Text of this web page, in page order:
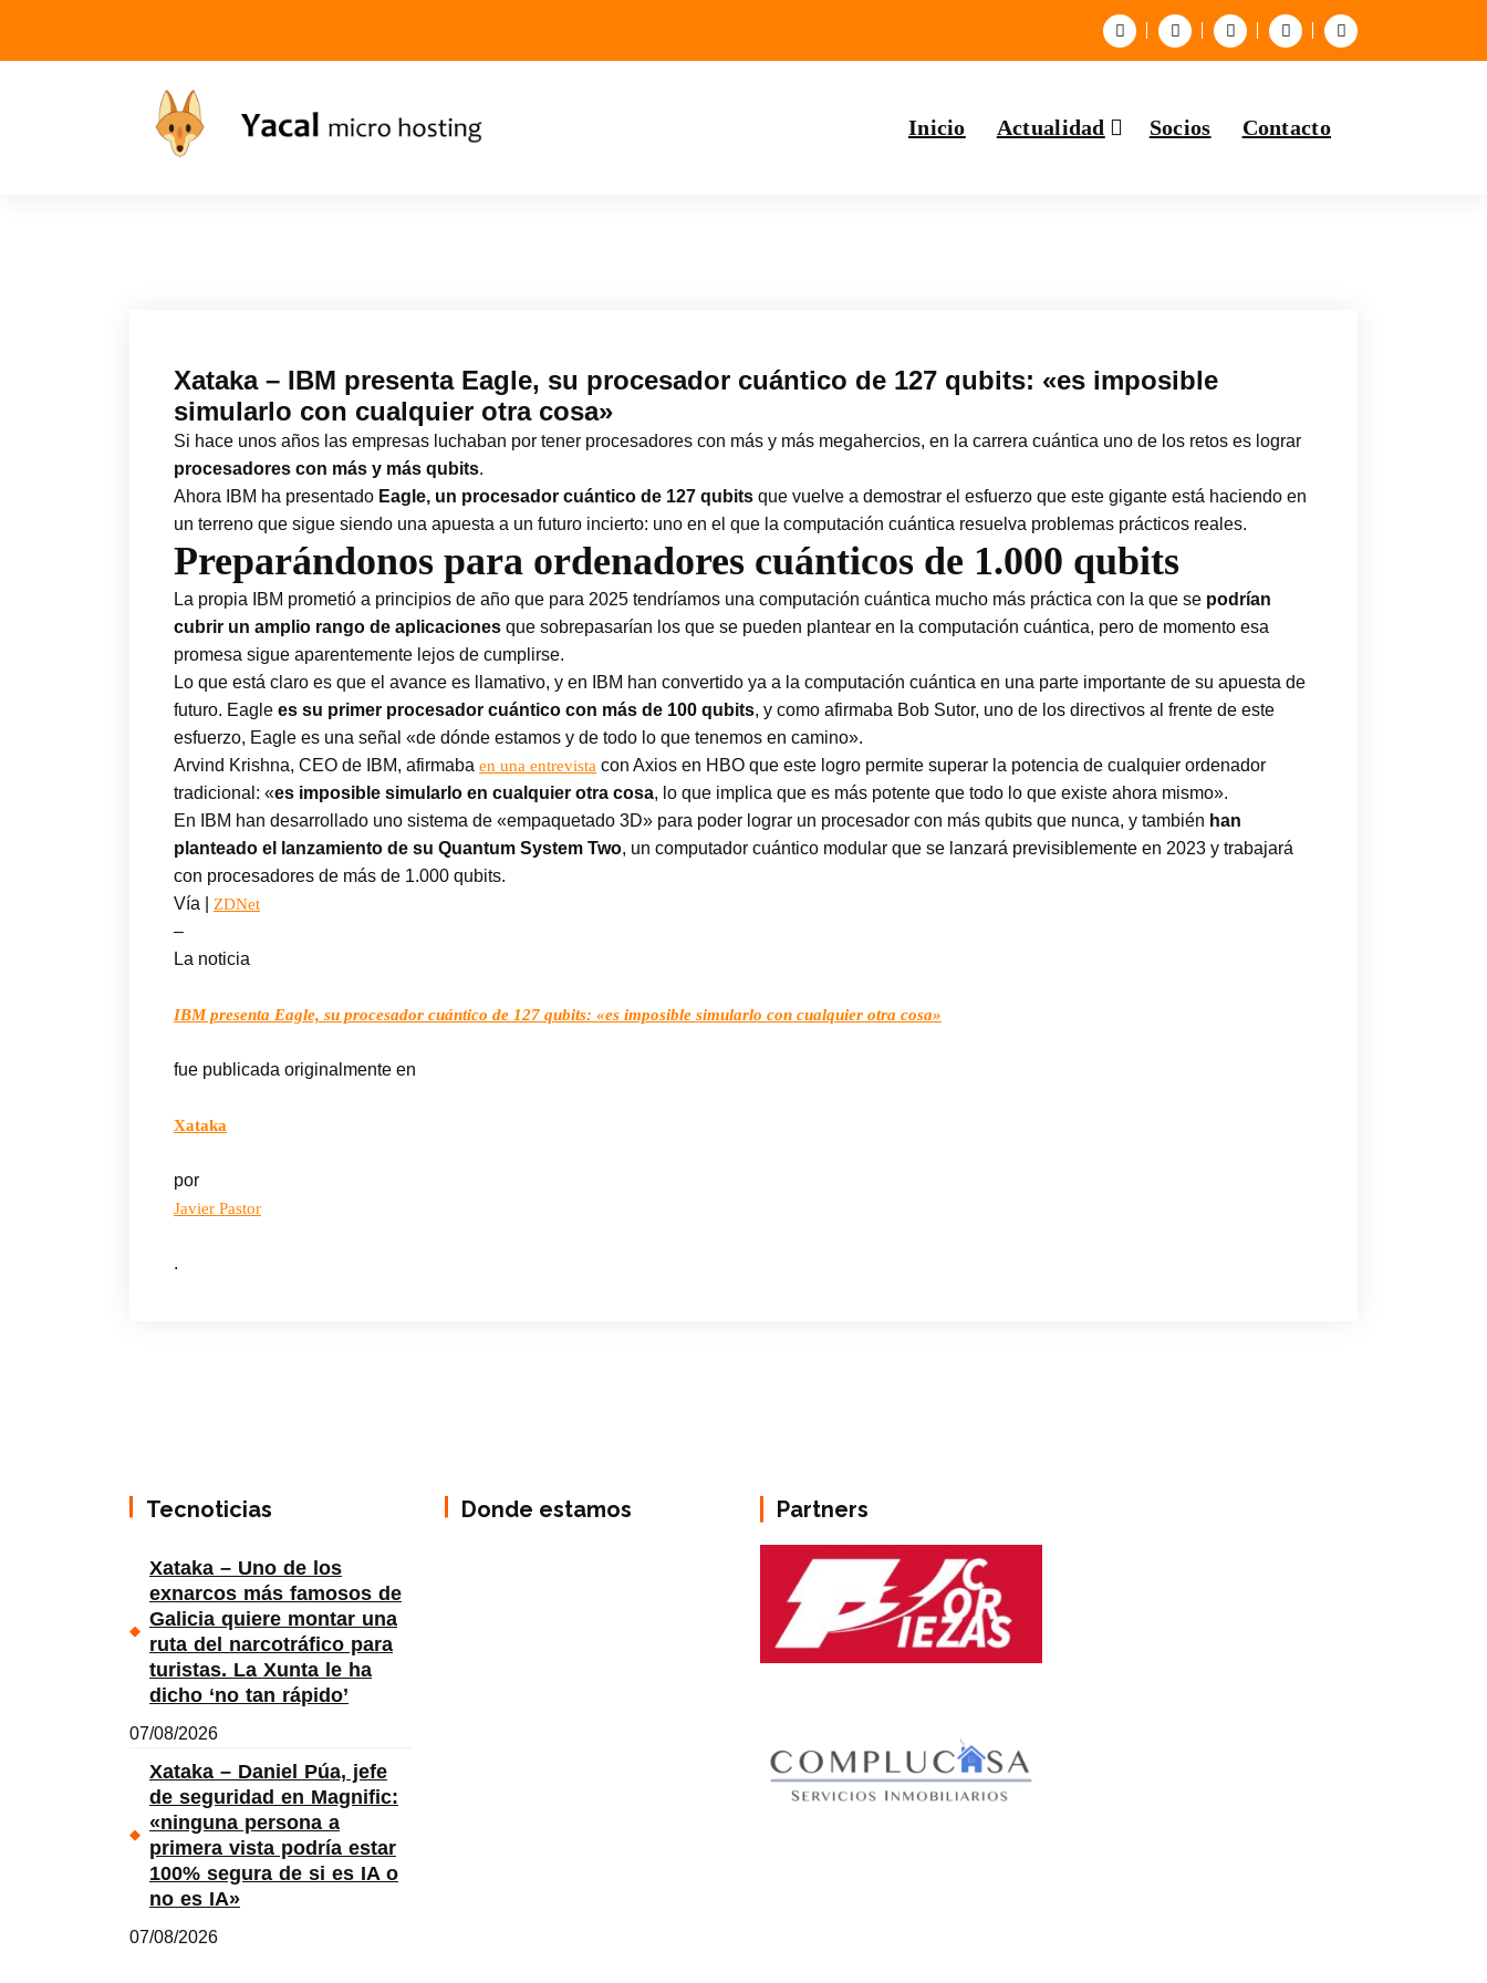
Inicio Actualidad Socios Contacto
Xataka – IBM presenta Eagle, su procesador cuántico de 127 qubits: «es imposible
simularlo con cualquier otra cosa»
Si hace unos años las empresas luchaban por tener procesadores con más y más megahercios, en la carrera cuántica uno de los retos es lograr
procesadores con más y más qubits.
Ahora IBM ha presentado Eagle, un procesador cuántico de 127 qubits que vuelve a demostrar el esfuerzo que este gigante está haciendo en
un terreno que sigue siendo una apuesta a un futuro incierto: uno en el que la computación cuántica resuelva problemas prácticos reales.
Preparándonos para ordenadores cuánticos de 1.000 qubits
La propia IBM prometió a principios de año que para 2025 tendríamos una computación cuántica mucho más práctica con la que se podrían
cubrir un amplio rango de aplicaciones que sobrepasarían los que se pueden plantear en la computación cuántica, pero de momento esa
promesa sigue aparentemente lejos de cumplirse.
Lo que está claro es que el avance es llamativo, y en IBM han convertido ya a la computación cuántica en una parte importante de su apuesta de
futuro. Eagle es su primer procesador cuántico con más de 100 qubits, y como afirmaba Bob Sutor, uno de los directivos al frente de este
esfuerzo, Eagle es una señal «de dónde estamos y de todo lo que tenemos en camino».
Arvind Krishna, CEO de IBM, afirmaba en una entrevista con Axios en HBO que este logro permite superar la potencia de cualquier ordenador
tradicional: «es imposible simularlo en cualquier otra cosa, lo que implica que es más potente que todo lo que existe ahora mismo».
En IBM han desarrollado uno sistema de «empaquetado 3D» para poder lograr un procesador con más qubits que nunca, y también han
planteado el lanzamiento de su Quantum System Two, un computador cuántico modular que se lanzará previsiblemente en 2023 y trabajará
con procesadores de más de 1.000 qubits.
Vía | ZDNet
–
La noticia
IBM presenta Eagle, su procesador cuántico de 127 qubits: «es imposible simularlo con cualquier otra cosa»
fue publicada originalmente en
Xataka
por
Javier Pastor
.
Tecnoticias
Xataka – Uno de los
exnarcos más famosos de
Galicia quiere montar una
ruta del narcotráfico para
turistas. La Xunta le ha
dicho ‘no tan rápido’
07/08/2026
Xataka – Daniel Púa, jefe
de seguridad en Magnific:
«ninguna persona a
primera vista podría estar
100% segura de si es IA o
no es IA»
07/08/2026
Donde estamos Partners